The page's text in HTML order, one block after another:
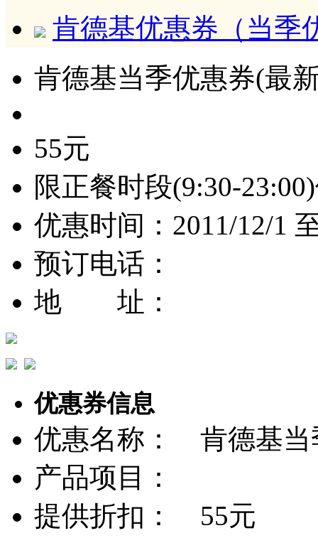
肯德基优惠券（当季
肯德基当季优惠券(最
55元
限正餐时段(9:30-
优惠时间：2011/12/1
预订电话：
地 址：
优惠券信息
优惠名称： 肯德基当
产品项目：
提供折扣： 55元